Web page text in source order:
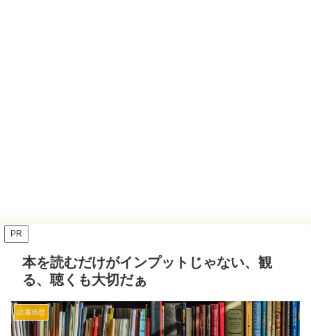
PR
本を読むだけがインプットじゃない、観
る、聴くも大切だぁ
読書感想